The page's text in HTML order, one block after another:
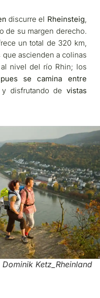
discurre el Rheinsteig,
de su margen derecho.
un total de 320 km,
ascienden a colinas
nivel del río Rhin; los
pues se camina entre
y disfrutando de vistas
Ketz_Rheinland